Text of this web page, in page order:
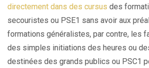
directement dans des cursus des
secouristes ou PSE1 sans avoir aux
formations généralistes, par contre, les
des simples initiations des heures ou
destinées des grands publics ou PSC1